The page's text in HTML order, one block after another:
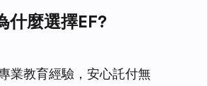
什麼選擇EF?
業教育經驗，安心託付無